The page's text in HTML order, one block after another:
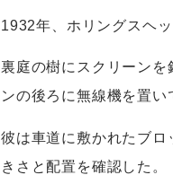
1932年、ホリングスヘ
裏庭の樹にスクリーン
ンの後ろに無線機を置い
彼は車道に敷かれたブ
きさと配置を確認した。